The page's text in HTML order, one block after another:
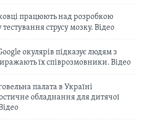
працюють над розробкою
струсу мозку. Відео
окулярів підказує людям з
їх співрозмовники. Відео
палата в Україні
обладнання для дитячої